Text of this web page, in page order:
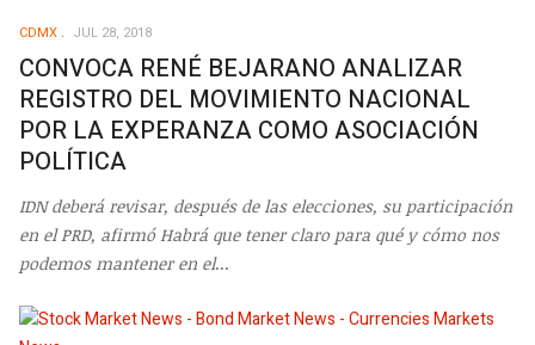
CDMX JUL 28, 2018
CONVOCA RENÉ BEJARANO ANALIZAR
REGISTRO DEL MOVIMIENTO NACIONAL
POR LA EXPERANZA COMO ASOCIACIÓN
POLÍTICA
IDN deberá revisar, después de las elecciones, su participación
en el PRD, afirmó Habrá que tener claro para qué y cómo nos
podemos mantener en el...